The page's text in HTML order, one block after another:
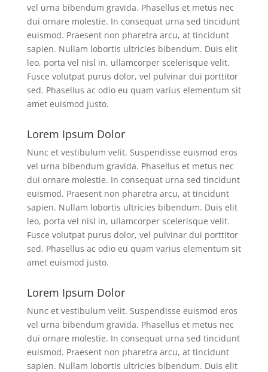
vel urna bibendum gravida. Phasellus et metus nec
dui ornare molestie. In consequat urna sed tincidunt
euismod. Praesent non pharetra arcu, at tincidunt
sapien. Nullam lobortis ultricies bibendum. Duis elit
leo, porta vel nisl in, ullamcorper scelerisque velit.
Fusce volutpat purus dolor, vel pulvinar dui porttitor
sed. Phasellus ac odio eu quam varius elementum sit
amet euismod justo.
Lorem Ipsum Dolor
Nunc et vestibulum velit. Suspendisse euismod eros
vel urna bibendum gravida. Phasellus et metus nec
dui ornare molestie. In consequat urna sed tincidunt
euismod. Praesent non pharetra arcu, at tincidunt
sapien. Nullam lobortis ultricies bibendum. Duis elit
leo, porta vel nisl in, ullamcorper scelerisque velit.
Fusce volutpat purus dolor, vel pulvinar dui porttitor
sed. Phasellus ac odio eu quam varius elementum sit
amet euismod justo.
Lorem Ipsum Dolor
Nunc et vestibulum velit. Suspendisse euismod eros
vel urna bibendum gravida. Phasellus et metus nec
dui ornare molestie. In consequat urna sed tincidunt
euismod. Praesent non pharetra arcu, at tincidunt
sapien. Nullam lobortis ultricies bibendum. Duis elit